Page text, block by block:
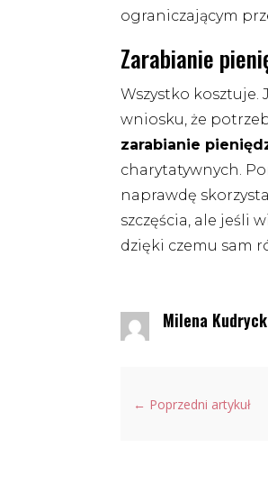
ograniczającym
Zarabianie
Wszystko kosztuje.
wniosku, że
zarabianie
charytatywnych.
naprawdę
szczęścia, ale jeśli
dzięki czemu sam
Milena
← Poprzedni artykuł